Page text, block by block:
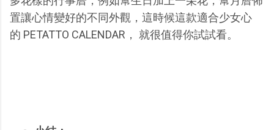
置讓心情變好的不同外觀，這時候這款適合少女心
的 PETATTO CALENDAR， 就很值得你試試看。